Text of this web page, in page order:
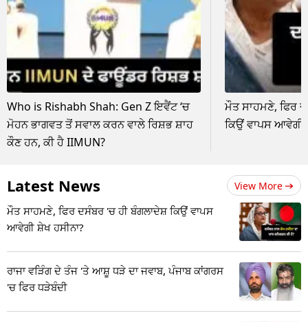
Who is Rishabh Shah: Gen Z ਇਵੈਂਟ ‘ਚ
ਮੋਹਨ ਭਾਗਵਤ ਤੋਂ ਸਵਾਲ ਕਰਨ ਵਾਲੇ ਰਿਸ਼ਭ ਸ਼ਾਹ
ਕੌਣ ਹਨ, ਕੀ ਹੈ IIMUN?
ਮੌਤ ਸਾਹਮਣੇ, ਫਿਰ
ਕਿਉਂ ਵਾਪਸ ਆਵੇਗੀ
Latest News View More
ਮੌਤ ਸਾਹਮਣੇ, ਫਿਰ ਦਸੰਬਰ 'ਚ ਹੀ ਬੰਗਲਾਦੇਸ਼ ਕਿਉਂ ਵਾਪਸ
ਆਵੇਗੀ ਸ਼ੇਖ ਹਸੀਨਾ?
ਰਾਜਾ ਵੜਿੰਗ ਦੇ ਤੰਜ 'ਤੇ ਆਸ਼ੂ ਧੜੇ ਦਾ ਜਵਾਬ, ਪੰਜਾਬ ਕਾਂਗਰਸ
'ਚ ਫਿਰ ਧੜੇਬੰਦੀ